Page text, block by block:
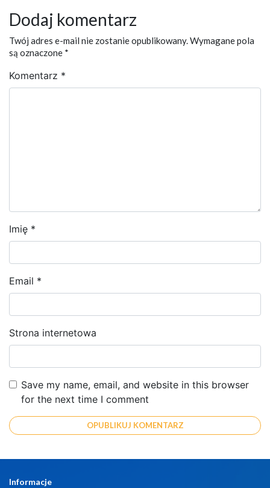
Dodaj komentarz
Twój adres e-mail nie zostanie opublikowany.Wymagane pola
są oznaczone *
Komentarz *
Imię *
Email *
Strona internetowa
Save my name, email, and website in this browser
for the next time I comment
Informacje